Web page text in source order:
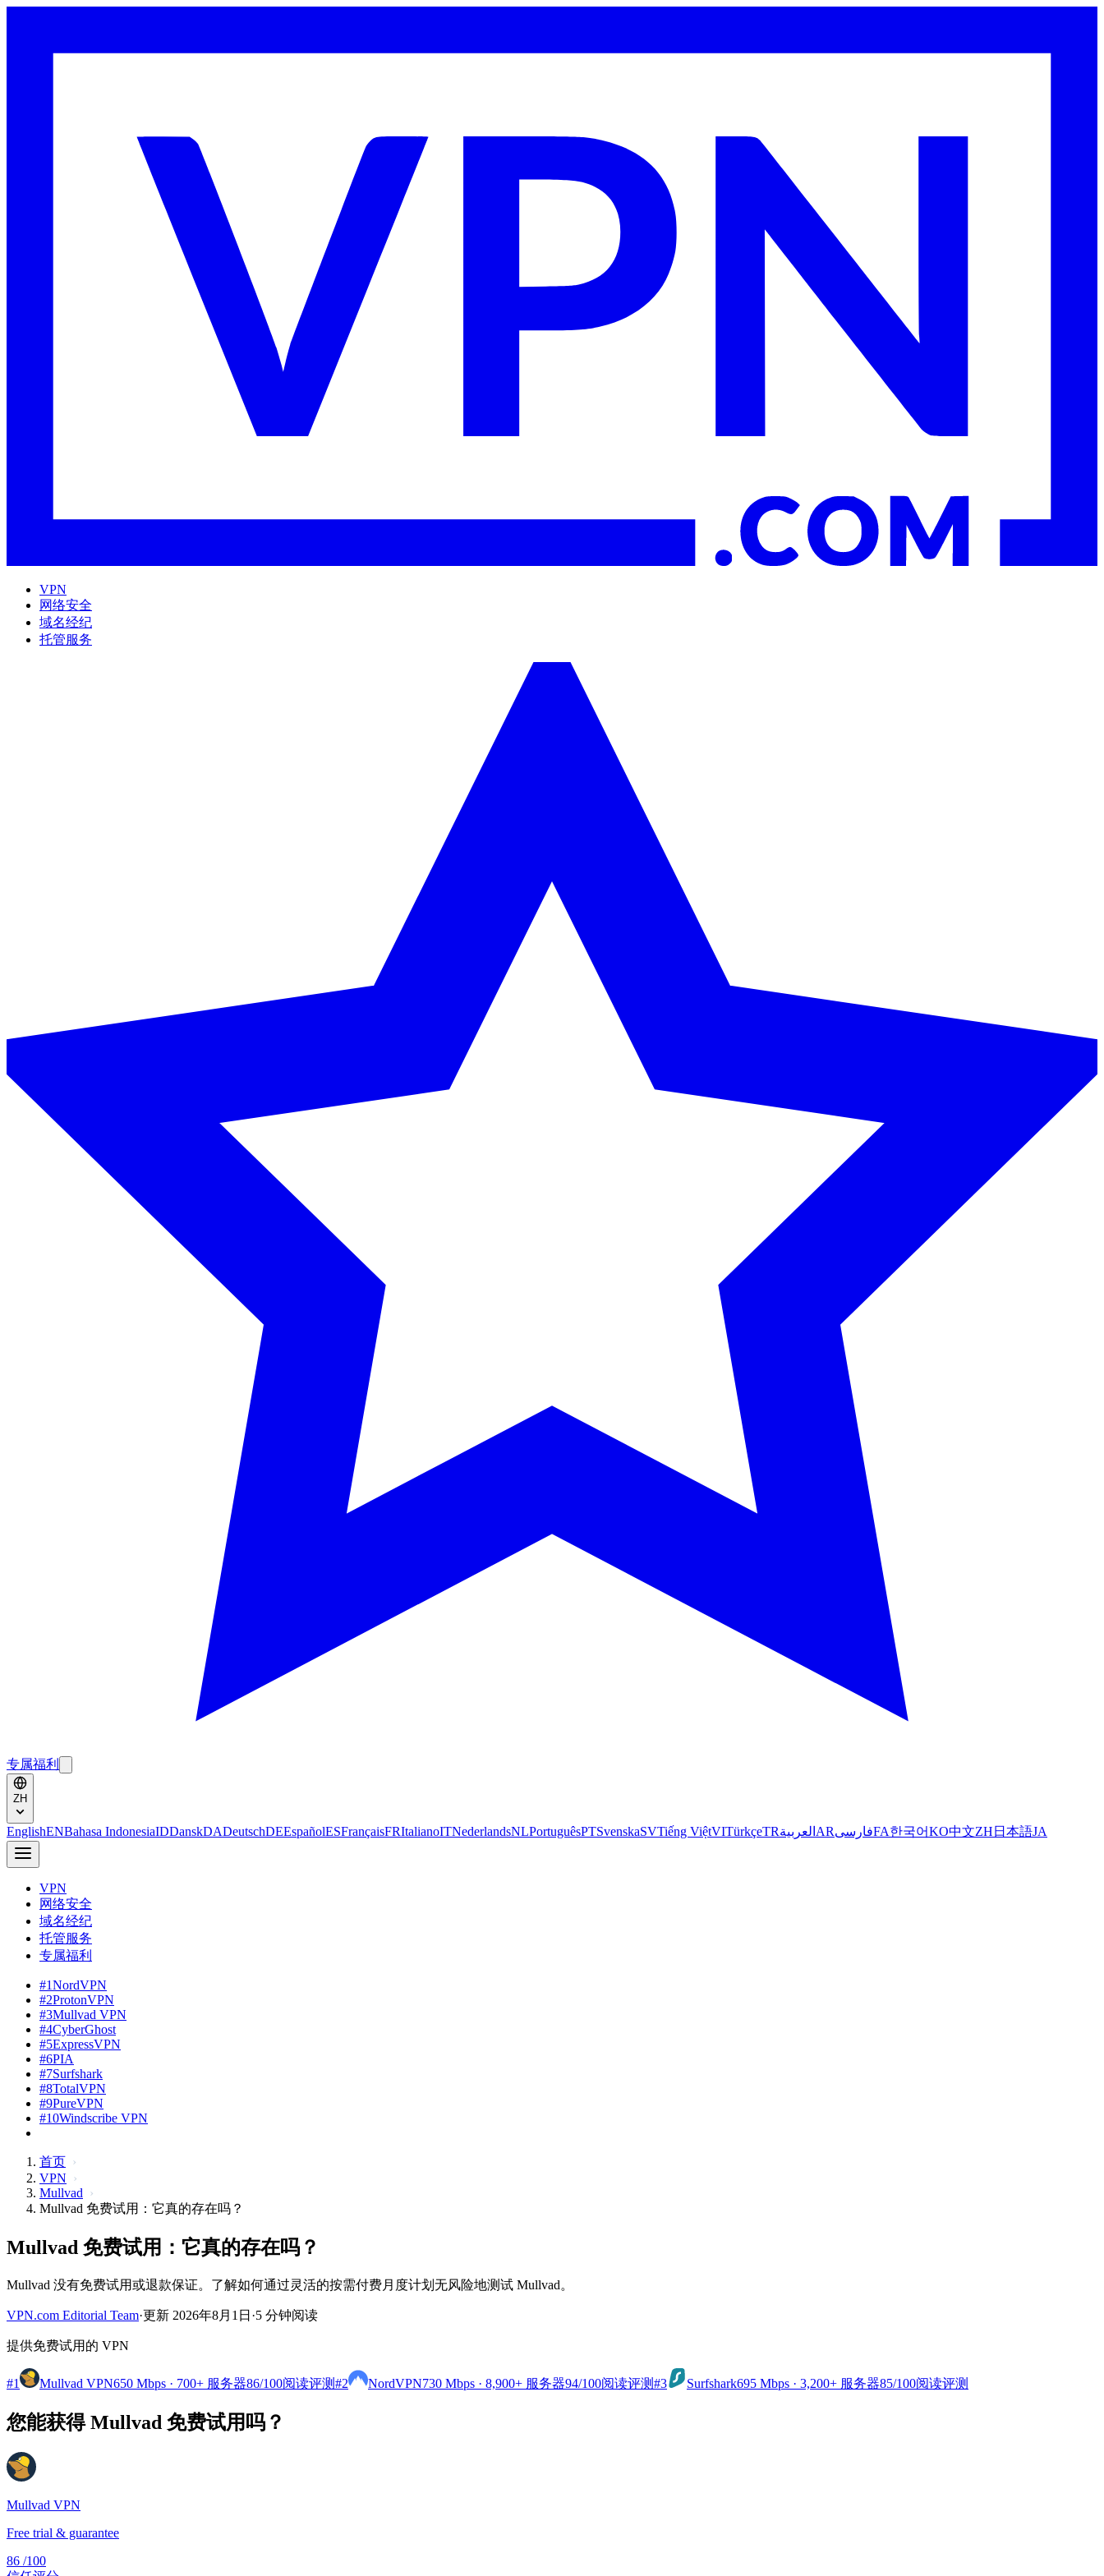
VPN
网络安全
域名经纪
托管服务
专属福利
ZH
EnglishENBahasa IndonesiaIDDanskDADeutschDEEspañolESFrançaisFRItalianoITNederlandsNLPortuguêsPTSvenskaSVTiếng ViệtVITürkçeTRالعربية ARفارسیFA한국어KO中文ZH 日本語JA
VPN
网络安全
域名经纪
托管服务
专属福利
#1NordVPN
#2ProtonVPN
#3Mullvad VPN
#4CyberGhost
#5ExpressVPN
#6PIA
#7Surfshark
#8TotalVPN
#9PureVPN
#10Windscribe VPN
首页
VPN
Mullvad
Mullvad 免费试用：它真的存在吗？
Mullvad 免费试用：它真的存在吗？
Mullvad 没有免费试用或退款保证。了解如何通过灵活的按需付费月度计划无风险地测试 Mullvad。
VPN.com Editorial Team·更新 2026年8月1日 ·5 分钟阅读
提供免费试用的 VPN
#1 Mullvad VPN650 Mbps · 700+ 服务器86/100阅读评测#2 NordVPN730 Mbps · 8,900+ 服务器94/100阅读评测#3 Surfshark695 Mbps · 3,200+ 服务器85/100阅读评测
您能获得 Mullvad 免费试用吗？
Mullvad VPN
Free trial & guarantee
86 /100